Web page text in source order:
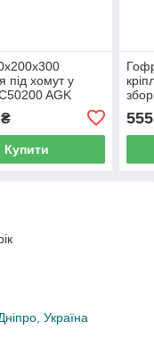
під хомут у
AGK
Купити
Україна